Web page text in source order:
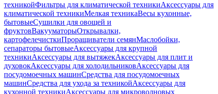
техникойФильтры для климатической техникиАксессуары для
климатической техникиМелкая техникаВесы кухонные,
бытовыеСушилки для овощей и
фруктовВакууматорыОткрывалки,
картофелечисткиПроращиватели семянМаслобойки,
сепараторы бытовыеАксессуары для крупной
техникиАксессуары для вытяжекАксессуары для плит и
духовокАксессуары для холодильниковАксессуары для
посудомоечных машинСредства для посудомоечных
машинСредства для ухода за техникойАксессуары для
кухонной техникиАксессуары для микроволновых